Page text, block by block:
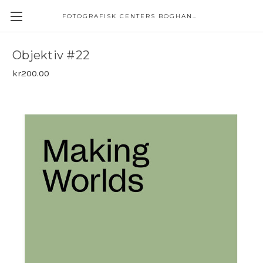
FOTOGRAFISK CENTERS BOGHANDEL
Objektiv #22
kr200.00